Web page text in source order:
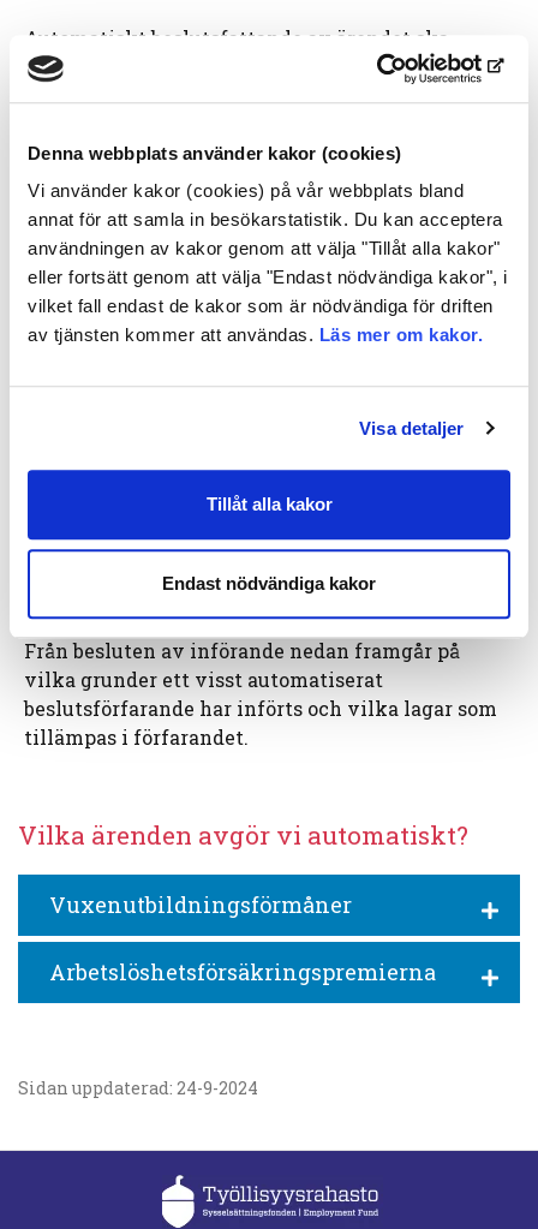
Denna webbplats använder kakor (cookies)
Vi använder kakor (cookies) på vår webbplats bland
annat för att samla in besökarstatistik. Du kan acceptera
användningen av kakor genom att välja "Tillåt alla kakor"
eller fortsätt genom att välja "Endast nödvändiga kakor", i
vilket fall endast de kakor som är nödvändiga för driften
av tjänsten kommer att användas. Läs mer om kakor.
Visa detaljer
Tillåt alla kakor
Endast nödvändiga kakor
Automatiskt beslutsfattande av ärendet ska
basera sig på regler som har utarbetats på förhand.
I de här reglerna berättas bland annat varför
prövning från fall till fall och hur det säkerställs
att beslutsförfarandet är icke-diskriminerande.
Vad betyder det här för dig?
Automatiskt beslutsfattande snabbar upp
avgörande av ärendet.
det. En begäran om omprövning kan inte
avgöras automatiskt vilket betyder att en
avgör den.
Från besluten av införande nedan framgår på
vilka grunder ett visst automatiserat
beslutsförfarande har införts och vilka lagar som
tillämpas i förfarandet.
Vilka ärenden avgör vi automatiskt?
Vuxenutbildningsförmåner
Arbetslöshetsförsäkringspremierna
Sidan uppdaterad: 24-9-2024